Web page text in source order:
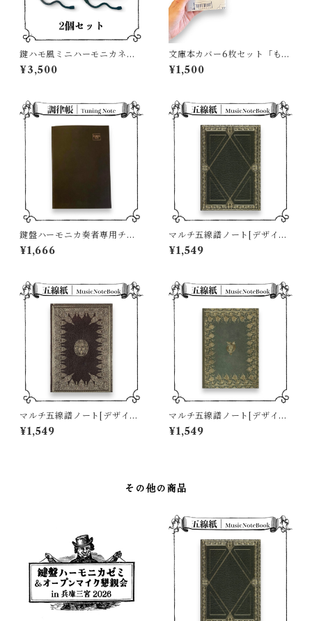
鍵ハモ風ミニハーモニカネッ
クレス（2個ペア販売）
¥3,500
文庫本カバー6枚セット「もっ
とメロディカパレード」2色×
各3枚
¥1,500
鍵盤ハーモニカ奏者専用チュ
ーニングシート＆五線譜ノー
ト
¥1,666
マルチ五線譜ノート[デザイン
A]
¥1,549
マルチ五線譜ノート[デザイン
B]
¥1,549
マルチ五線譜ノート[デザイン
C]
¥1,549
その他の商品